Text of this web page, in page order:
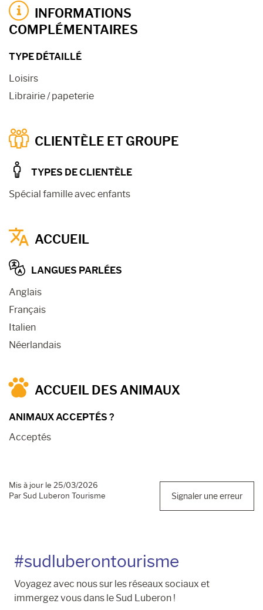
INFORMATIONS
COMPLÉMENTAIRES
TYPE DÉTAILLÉ
Loisirs
Librairie / papeterie
CLIENTÈLE ET GROUPE
TYPES DE CLIENTÈLE
Spécial famille avec enfants
ACCUEIL
LANGUES PARLÉES
Anglais
Français
Italien
Néerlandais
ACCUEIL DES ANIMAUX
ANIMAUX ACCEPTÉS ?
Acceptés
Mis à jour le 25/03/2026
Par Sud Luberon Tourisme
Signaler une erreur
#sudluberontourisme
Voyagez avec nous sur les réseaux sociaux et
immergez vous dans le Sud Luberon !